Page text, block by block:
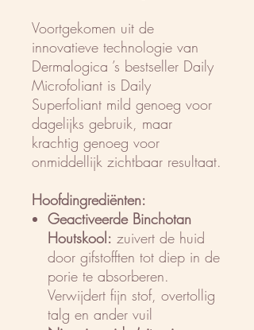
Voortgekomen uit de
innovatieve technologie van
Dermalogica ’s bestseller Daily
Microfoliant is Daily
Superfoliant mild genoeg voor
dagelijks gebruik, maar
krachtig genoeg voor
onmiddellijk zichtbaar resultaat.
Hoofdingrediënten:
Geactiveerde Binchotan
Houtskool: zuivert de huid
door gifstofften tot diep in de
porie te absorberen.
Verwijdert fijn stof, overtollig
talg en ander vuil